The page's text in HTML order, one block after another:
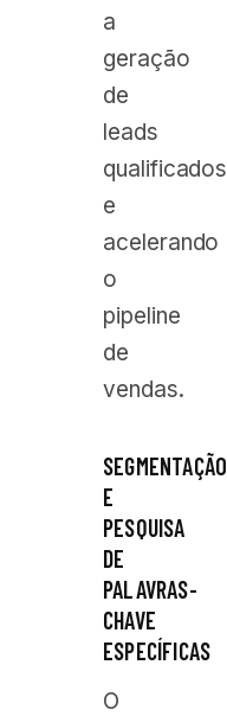
a
geração
de
leads
qualificados
e
acelerando
o
pipeline
de
vendas.
SEGMENTAÇÃO
E
PESQUISA
DE
PALAVRAS-
CHAVE
ESPECÍFICAS
O